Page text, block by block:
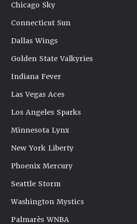
Chicago Sky
Connecticut Sun
Dallas Wings
Golden State Valkyries
Indiana Fever
Las Vegas Aces
Los Angeles Sparks
Minnesota Lynx
New York Liberty
Phoenix Mercury
Seattle Storm
Washington Mystics
Palmarès WNBA